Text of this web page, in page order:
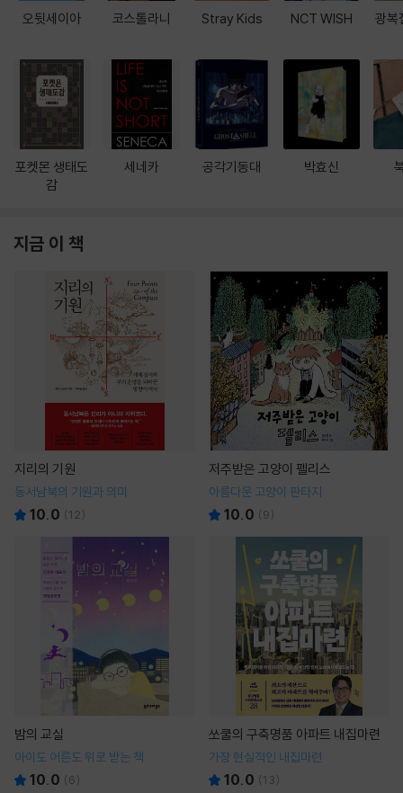
오뒷세이아
포켓몬 생태도
감
코스톨라니
세네카
Stray Kids
공각기동대
NCT WISH
박효신
광복
지금 이 책
지리의 기원
동서남북의 기원과 의미
10.0 (12)
저주받은 고양이 펠리스
아름다운 고양이 판타지
10.0 (9)
밤의 교실
아이도 어른도 위로 받는 책
10.0 (6)
쏘쿨의 구축명품 아파트 내집마련
가장 현실적인 내집마련
10.0 (13)